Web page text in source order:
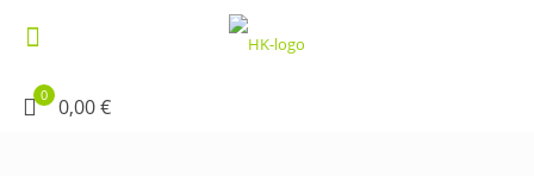
0 0,00 €